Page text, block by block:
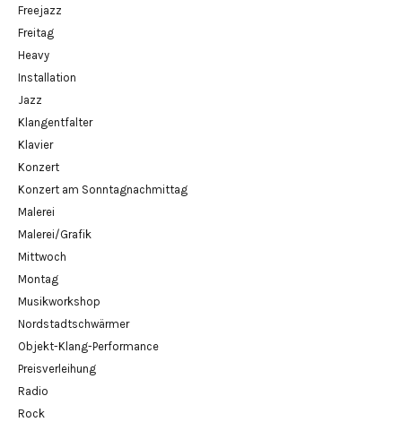
Freejazz
Freitag
Heavy
Installation
Jazz
Klangentfalter
Klavier
Konzert
Konzert am Sonntagnachmittag
Malerei
Malerei/Grafik
Mittwoch
Montag
Musikworkshop
Nordstadtschwärmer
Objekt-Klang-Performance
Preisverleihung
Radio
Rock